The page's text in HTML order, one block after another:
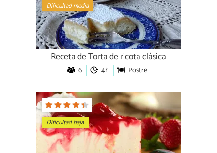
Dificultad media
Receta de Torta de ricota clásica
6 4h Postre
Dificultad baja